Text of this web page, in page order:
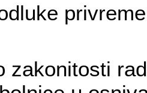
zakonitosti